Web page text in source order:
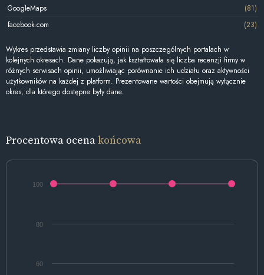
GoogleMaps
(81)
facebook.com
(23)
Wykres przedstawia zmiany liczby opinii na poszczególnych portalach w
kolejnych okresach. Dane pokazują, jak kształtowała się liczba recenzji firmy w
różnych serwisach opinii, umożliwiając porównanie ich udziału oraz aktywności
użytkowników na każdej z platform. Prezentowane wartości obejmują wyłącznie
okres, dla którego dostępne były dane.
Procentowa ocenakońcowa
60
80
100